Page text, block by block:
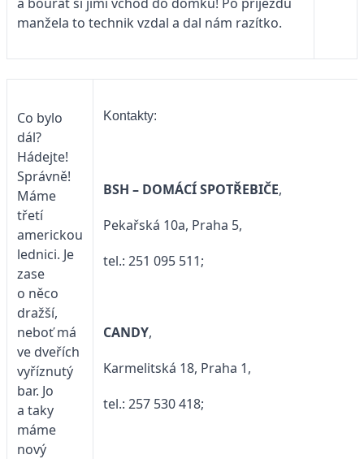
manžela to technik vzdal a dal nám razítko.
Co bylo
dál?
Hádejte!
Správně!
Máme
třetí
americkou
lednici. Je
zase
o něco
dražší,
neboť má
ve dveřích
vyříznutý
bar. Jo
a taky
máme
nový
Kontakty:
BSH – DOMÁCÍ SPOTŘEBIČE,
Pekařská 10a, Praha 5,
tel.: 251 095 511;
CANDY,
Karmelitská 18, Praha 1,
tel.: 257 530 418;